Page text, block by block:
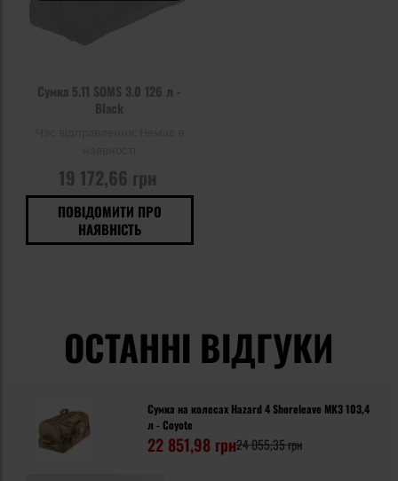
Сумка 5.11 SOMS 3.0 126 л -
Black
19 172,66 грн
ПОВІДОМИТИ ПРО
НАЯВНІСТЬ
ОСТАННІ ВІДГУКИ
Сумка на колесах Hazard 4 Shoreleave MK3 103,4
л - Coyote
22 851,98 грн24 055,35 грн